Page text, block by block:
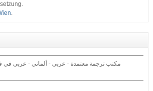
.
مكتب ترجمة معتمدة - عربي - ألماني - عربي في